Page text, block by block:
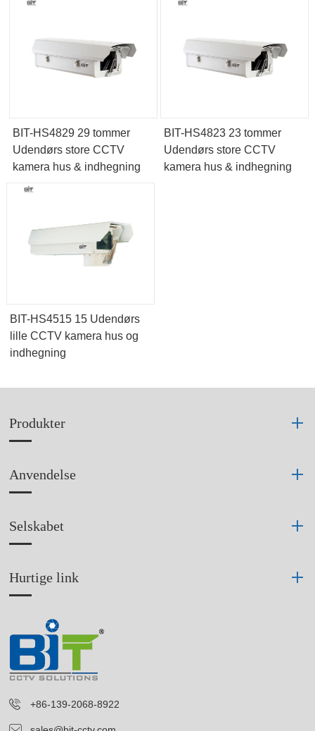
BIT-HS4829 29 tommer
Udendørs store CCTV
kamera hus & indhegning
BIT-HS4823 23 tommer
Udendørs store CCTV
kamera hus & indhegning
BIT-HS4515 15 Udendørs
lille CCTV kamera hus og
indhegning
Produkter
Anvendelse
Selskabet
Hurtige link
+86-139-2068-8922